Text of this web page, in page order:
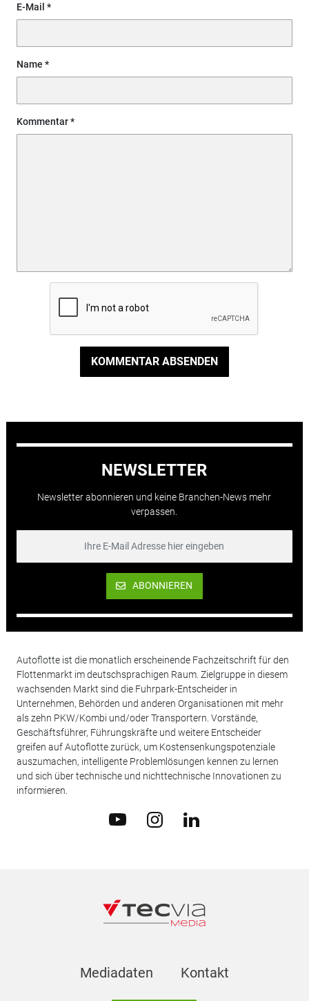
E-Mail
Name
Kommentar
KOMMENTAR ABSENDEN
NEWSLETTER
Newsletter abonnieren und keine Branchen-News mehr
verpassen.
ABONNIEREN
Autoflotte ist die monatlich erscheinende Fachzeitschrift für den
Flottenmarkt im deutschsprachigen Raum. Zielgruppe in diesem
wachsenden Markt sind die Fuhrpark-Entscheider in
Unternehmen, Behörden und anderen Organisationen mit mehr
als zehn PKW/Kombi und/oder Transportern. Vorstände,
Geschäftsführer, Führungskräfte und weitere Entscheider
greifen auf Autoflotte zurück, um Kostensenkungspotenziale
auszumachen, intelligente Problemlösungen kennen zu lernen
und sich über technische und nichttechnische Innovationen zu
informieren.
Mediadaten Kontakt